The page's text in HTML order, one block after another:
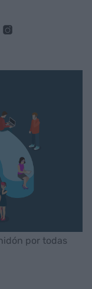
por todas